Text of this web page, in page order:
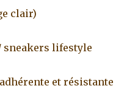
clair)
sneakers lifestyle
et résistante